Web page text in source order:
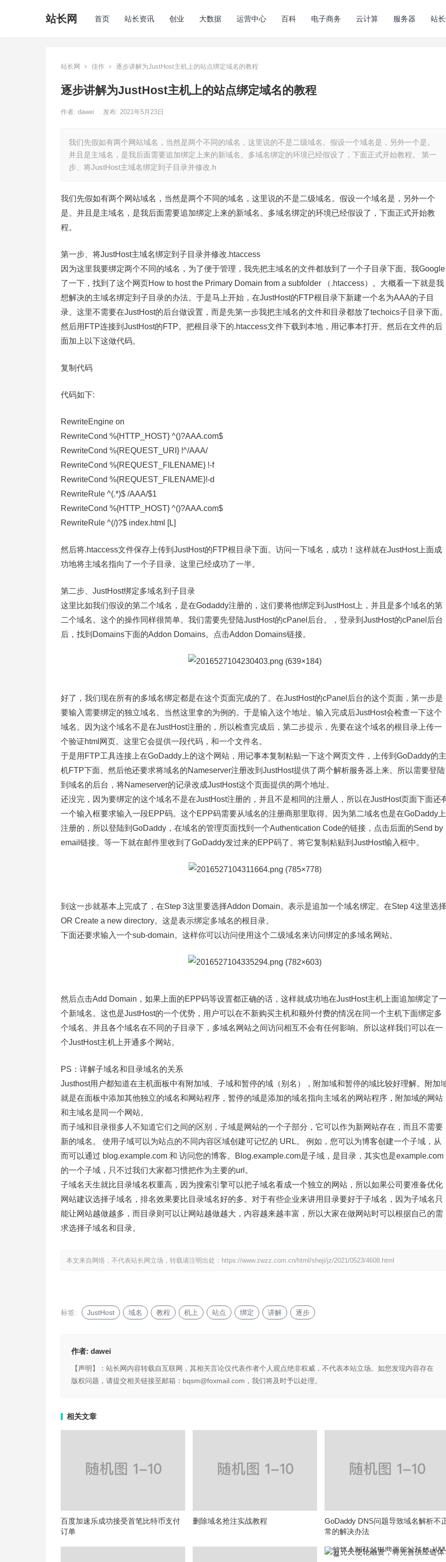
站长网 首页 站长资讯 创业 大数据 运营中心 百科 电子商务 云计算 服务器 站
站长网 佳作 逐步讲解为JustHost主机上的站点绑定域名的教程
逐步讲解为JustHost主机上的站点绑定域名的教程
作者: dawei 发布: 2021年5月23日
我们先假如有两个网站域名，当然是两个不同的域名，这里说的不是二级域名。假设一个域名是，另外一个是。
并且是主域名，是我后面需要追加绑定上来的新域名。多域名绑定的环境已经假设了，下面正式开始教程。 第一
步、将JustHost主域名绑定到子目录并修改.h
我们先假如有两个网站域名，当然是两个不同的域名，这里说的不是二级域名。假设一个域名是，另外一个
是。并且是主域名，是我后面需要追加绑定上来的新域名。多域名绑定的环境已经假设了，下面正式开始教
程。
第一步、将JustHost主域名绑定到子目录并修改.htaccess
因为这里我要绑定两个不同的域名，为了便于管理，我先把主域名的文件都放到了一个子目录下面。我Google
了一下，找到了这个网页How to host the Primary Domain from a subfolder （.htaccess）。大概看一下就是我
想解决的主域名绑定到子目录的办法。于是马上开始，在JustHost的FTP根目录下新建一个名为AAA的子目
录。这里不需要在JustHost的后台做设置，而是先第一步我把主域名的文件和目录都放了techoics子目录下面
然后用FTP连接到JustHost的FTP。把根目录下的.htaccess文件下载到本地，用记事本打开。然后在文件的后
面加上以下这做代码。
复制代码
代码如下:
RewriteEngine on
RewriteCond %{HTTP_HOST} ^()?AAA.com$
RewriteCond %{REQUEST_URI} !^/AAA/
RewriteCond %{REQUEST_FILENAME} !-f
RewriteCond %{REQUEST_FILENAME}!-d
RewriteRule ^(.*)$ /AAA/$1
RewriteCond %{HTTP_HOST} ^()?AAA.com$
RewriteRule ^(/)?$ index.html [L]
然后将.htaccess文件保存上传到JustHost的FTP根目录下面。访问一下域名，成功！这样就在JustHost上面成
功地将主域名指向了一个子目录。这里已经成功了一半。
第二步、JustHost绑定多域名到子目录
这里比如我们假设的第二个域名，是在Godaddy注册的，这们要将他绑定到JustHost上，并且是多个域名的第
二个域名。这个的操作同样很简单。我们需要先登陆JustHost的cPanel后台。‎，登录到JustHost的cPanel后台
后，找到Domains下面的Addon Domains。点击Addon Domains链接。
好了，我们现在所有的多域名绑定都是在这个页面完成的了。在JustHost的cPanel后台的这个页面，第一步是
要输入需要绑定的独立域名。当然这里拿的为例的。于是输入这个地址。输入完成后JustHost会检查一下这个
域名。因为这个域名不是在JustHost注册的，所以检查完成后，第二步提示，先要在这个域名的根目录上传一
个验证html网页。这里它会提供一段代码，和一个文件名。
于是用FTP工具连接上在GoDaddy上的这个网站，用记事本复制粘贴一下这个网页文件，上传到GoDaddy的主
机FTP下面。然后他还要求将域名的Nameserver注册改到JustHost提供了两个解析服务器上来。所以需要登陆
到域名的后台，将Nameserver的记录改成JustHost这个页面提供的两个地址。
还没完，因为要绑定的这个域名不是在JustHost注册的，并且不是相同的注册人，所以在JustHost页面下面还
一个输入框要求输入一段EPP码。这个EPP码需要从域名的注册商那里取得。因为第二域名也是在GoDaddy上
注册的，所以登陆到GoDaddy，在域名的管理页面找到一个Authentication Code的链接，点击后面的Send by
email链接。等一下就在邮件里收到了GoDaddy发过来的EPP码了。将它复制粘贴到JustHost输入框中。
到这一步就基本上完成了，在Step 3这里要选择Addon Domain。表示是追加一个域名绑定。在Step 4这里选择
OR Create a new directory。这是表示绑定多域名的根目录。
下面还要求输入一个sub-domain。这样你可以访问使用这个二级域名来访问绑定的多域名网站。
然后点击Add Domain，如果上面的EPP码等设置都正确的话，这样就成功地在JustHost主机上面追加绑定了
个新域名。这也是JustHost的一个优势，用户可以在不新购买主机和额外付费的情况在同一个主机下面绑定多
个域名。并且各个域名在不同的子目录下，多域名网站之间访问相互不会有任何影响。所以这样我们可以在一
个JustHost主机上开通多个网站。
PS：详解子域名和目录域名的关系
Justhost用户都知道在主机面板中有附加域、子域和暂停的域（别名），附加域和暂停的域比较好理解。附加
就是在面板中添加其他独立的域名和网站程序，暂停的域是添加的域名指向主域名的网站程序，附加域的网站
和主域名是同一个网站。
而子域和目录很多人不知道它们之间的区别，子域是网站的一个子部分，它可以作为新网站存在，而且不需要
新的域名。 使用子域可以为站点的不同内容区域创建可记忆的 URL。 例如，您可以为博客创建一个子域，从
而可以通过 blog.example.com 和 访问您的博客。Blog.example.com是子域，是目录，其实也是example.com
的一个子域，只不过我们大家都习惯把作为主要的url。
子域名天生就比目录域名权重高，因为搜索引擎可以把子域名看成一个独立的网站，所以如果公司要准备优化
网站建议选择子域名，排名效果要比目录域名好的多。对于有些企业来讲用目录要好于子域名，因为子域名只
能让网站越做越多，而目录则可以让网站越做越大，内容越来越丰富，所以大家在做网站时可以根据自己的需
求选择子域名和目录。
本文来自网络，不代表站长网立场，转载请注明出处： https://www.zwzz.com.cn/html/sheji/jz/2021/0523/4608.html
标签: JustHost 域名 教程 机上 站点 绑定 讲解 逐步
作者: dawei
【声明】：站长网内容转载自互联网，其相关言论仅代表作者个人观点绝非权威，不代表本站立场。如您发现内容存在
版权问题，请提交相关链接至邮箱：bqsm@foxmail.com，我们将及时予以处理。
相关文章
百度加速乐成功接受首笔比特币支付
订单
删除域名抢注实战教程
GoDaddy DNS问题导致域名解析不
常的解决办法